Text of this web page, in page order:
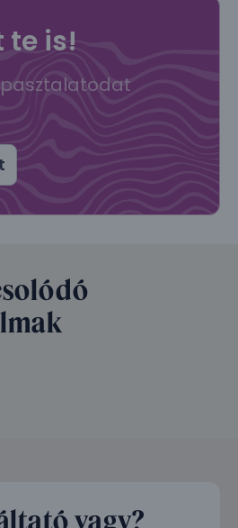
te is!
vagy?